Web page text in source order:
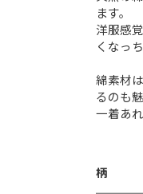
ます。
洋服感
くなっ
綿素材
るのも
一着あ
柄